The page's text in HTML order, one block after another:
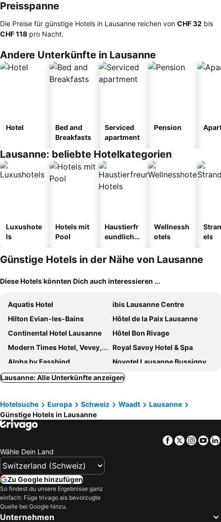
Preisspanne
Die Preise für günstige Hotels in Lausanne reichen von ‎CHF 32 bis
‎CHF 118 pro Nacht.
Andere Unterkünfte in Lausanne
Hotel
Bed and
Breakfasts
Serviced
apartment
Pension
Lausanne: beliebte Hotelkategorien
Luxushote
ls
Hotels mit
Pool
Haustierfr
eundliche
Wellnessh
otels
els
Günstige Hotels in der Nähe von Lausanne
Diese Hotels könnten Dich auch interessieren ...
Aquatis Hotel
ibis Lausanne Centre
Hilton Evian-les-Bains
Hôtel de la Paix Lausanne
Continental Hotel Lausanne
Hôtel Bon Rivage
Modern Times Hotel, Vevey, a Tribute Portfolio Hotel
Royal Savoy Hotel & Spa
Alpha by Fassbind
Novotel Lausanne Bussigny
Agora Swiss Night by Fassbind
Starling Hotel Lausanne
Lausanne Palace
des Trois Couronnes
B&B HOTEL Lausanne Crissier
Mövenpick Hotel Lausanne
Hotel Prealpina
Beau-Rivage Palace
Swiss Wine by Fassbind
Zleep Hotel Lausanne-Chavannes
Vevey Hotel & Guesthouse
Hôtel de la Couronne
ibis budget Lausanne Bussigny
Hostellerie de Genève
Lausanne: Alle Unterkünfte anzeigen
Hotelsuche Europa Schweiz Waadt
Lausanne
Günstige Hotels in Lausanne
Facebook
Twitter
Wähle Dein Land
Zu Google hinzufügen
So findest du unsere Ergebnisse ganz
einfach: Füge trivago als bevorzugte
Quelle bei Google hinzu.
Unternehmen